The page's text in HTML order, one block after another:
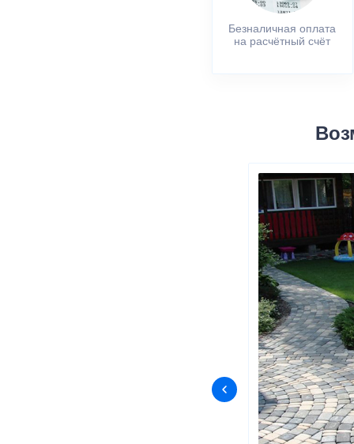
Безналичная оплата
на расчётный счёт